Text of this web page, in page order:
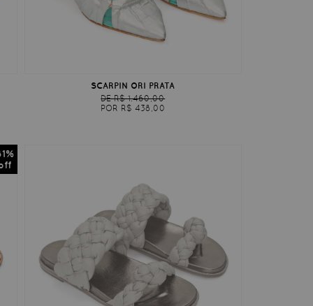
SCARPIN ORI PRATA
DE R$ 1.460,00
POR R$ 438,00